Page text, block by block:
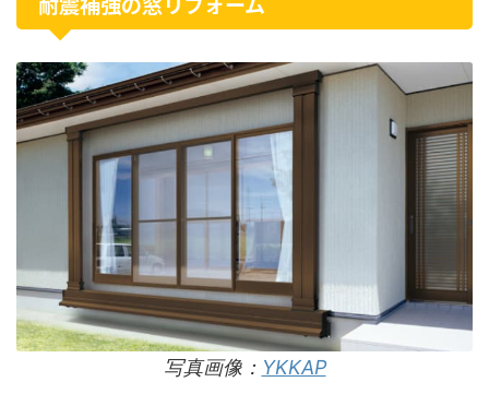
写真画像： YKKAP